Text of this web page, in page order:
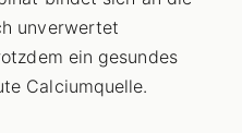
unverwertet
ein gesundes
Calciumquelle.